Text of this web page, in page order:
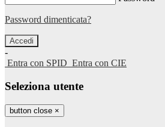
Password dimenticata?
-
Entra con SPID Entra con CIE
Seleziona utente
button close ×